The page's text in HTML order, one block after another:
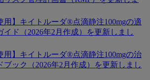
用】キイトルーダ®点滴静注100mgの適
イド（2026年2月作成）を更新しまし
用】キイトルーダ®点滴静注100mgの治
ブック（2026年2月作成）を更新しまし